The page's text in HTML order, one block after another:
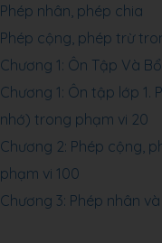
Phép nhân, phép chia
Phép cộng, phép trừ
Chương 1: Ôn Tập Và
Chương 1: Ôn tập lớp
nhớ) trong phạm vi 20
Chương 2: Phép cộng,
phạm vi 100
Chương 3: Phép nhân